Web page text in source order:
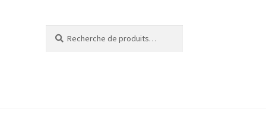
pour :